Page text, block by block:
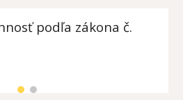
podľa zákona č.